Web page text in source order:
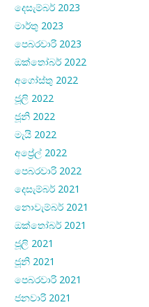
දෙසැම්බර් 2023
මාර්තු 2023
පෙබරවාරි 2023
ඔක්තෝබර් 2022
අගෝස්තු 2022
ජූලි 2022
ජූනි 2022
මැයි 2022
අප්‍රේල් 2022
පෙබරවාරි 2022
දෙසැම්බර් 2021
නොවැම්බර් 2021
ඔක්තෝබර් 2021
ජූලි 2021
ජූනි 2021
පෙබරවාරි 2021
ජනවාරි 2021